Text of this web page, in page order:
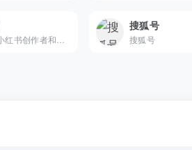
搜狐号
搜狐号